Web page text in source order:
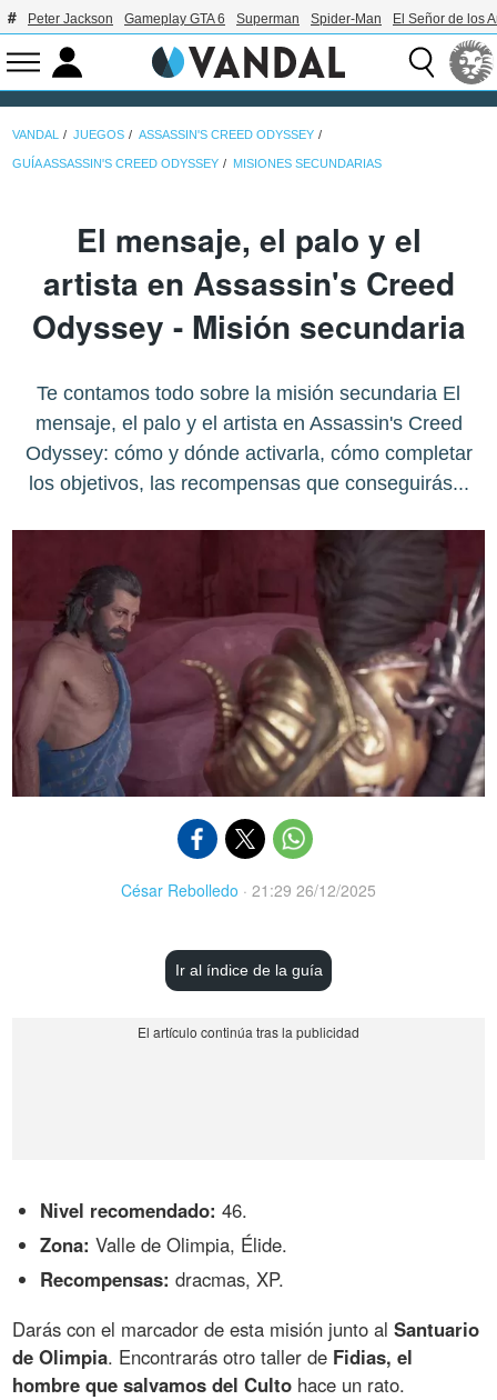
Peter Jackson Gameplay GTA 6 Superman Spider-Man El Señor de los
VANDAL JUEGOS ASSASSIN'S CREED ODYSSEY
GUÍA ASSASSIN'S CREED ODYSSEY MISIONES SECUNDARIAS
El mensaje, el palo y el
artista en Assassin's Creed
Odyssey - Misión secundaria
Te contamos todo sobre la misión secundaria El
mensaje, el palo y el artista en Assassin's Creed
Odyssey: cómo y dónde activarla, cómo completar
los objetivos, las recompensas que conseguirás...
César Rebolledo · 21:29 26/12/2025
Ir al índice de la guía
Nivel recomendado: 46.
Zona: Valle de Olimpia, Élide.
Recompensas: dracmas, XP.
Darás con el marcador de esta misión junto alSantuario
de Olimpia. Encontrarás otro taller de Fidias, el
hombre que salvamos del Culto hace un rato.